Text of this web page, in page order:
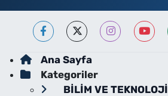
Ana Sayfa
Kategoriler
BİLİM VE TEKNOLOJİ